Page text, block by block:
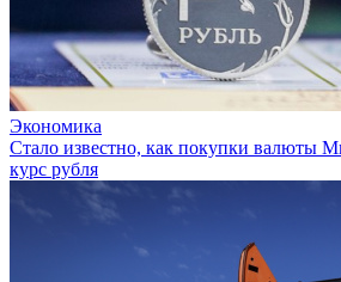
Экономика
Стало известно, как покупки валюты
курс рубля